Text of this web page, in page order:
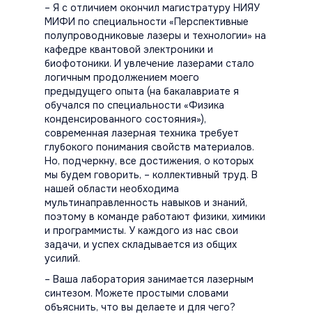
– Я с отличием окончил магистратуру НИЯУ
МИФИ по специальности «Перспективные
полупроводниковые лазеры и технологии» на
кафедре квантовой электроники и
биофотоники. И увлечение лазерами стало
логичным продолжением моего
предыдущего опыта (на бакалавриате я
обучался по специальности «Физика
конденсированного состояния»),
современная лазерная техника требует
глубокого понимания свойств материалов.
Но, подчеркну, все достижения, о которых
мы будем говорить, – коллективный труд. В
нашей области необходима
мультинаправленность навыков и знаний,
поэтому в команде работают физики, химики
и программисты. У каждого из нас свои
задачи, и успех складывается из общих
усилий.
– Ваша лаборатория занимается лазерным
синтезом. Можете простыми словами
объяснить, что вы делаете и для чего?